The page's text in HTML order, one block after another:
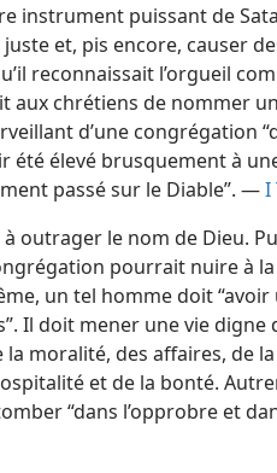
instrument puissant de
et, pis encore, causer
reconnaissait l’orgueil
aux chrétiens de nommer
d’une congrégation
été élevé brusquement à
passé sur le Diable”. —I
à outrager le nom de Dieu.
pourrait nuire à
un tel homme doit
Il doit mener une vie digne
la moralité, des affaires, de
et de la bonté.
“dans l’opprobre et